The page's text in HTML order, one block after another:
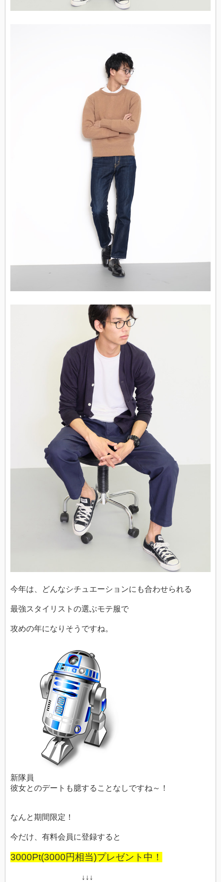
今年は、どんなシチュエーションにも合わせられる
最強スタイリストの選ぶモテ服で
攻めの年になりそうですね。
新隊員
彼女とのデートも臆することなしですね～！
なんと期間限定！
今だけ、有料会員に登録すると
3000Pt(3000円相当)プレゼント 中！
↓↓↓